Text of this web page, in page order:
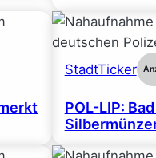
StadtTicker
POL-LIP: